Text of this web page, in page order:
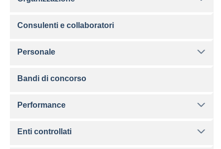
Consulenti e collaboratori
Personale
Bandi di concorso
Performance
Enti controllati